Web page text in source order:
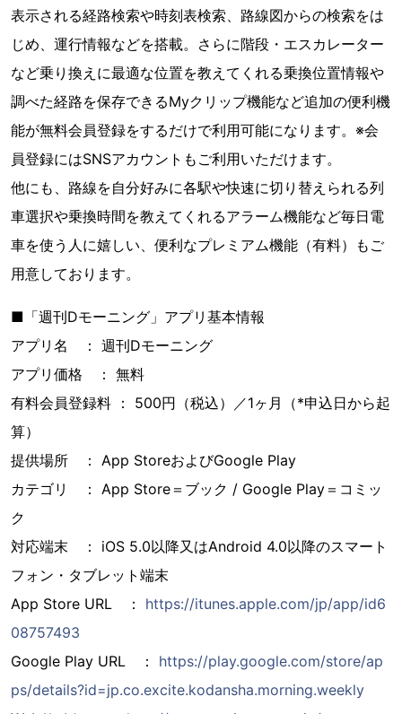
表示される経路検索や時刻表検索、路線図からの検索をは
じめ、運行情報などを搭載。さらに階段・エスカレーター
など乗り換えに最適な位置を教えてくれる乗換位置情報や
調べた経路を保存できるMyクリップ機能など追加の便利機
能が無料会員登録をするだけで利用可能になります。※会
員登録にはSNSアカウントもご利用いただけます。
他にも、路線を自分好みに各駅や快速に切り替えられる列
車選択や乗換時間を教えてくれるアラーム機能など毎日電
車を使う人に嬉しい、便利なプレミアム機能（有料）もご
用意しております。
■「週刊Dモーニング」アプリ基本情報
アプリ名 ： 週刊Dモーニング
アプリ価格 ： 無料
有料会員登録料 ： 500円（税込）／1ヶ月（*申込日から起
算）
提供場所 ： App StoreおよびGoogle Play
カテゴリ ： App Store＝ブック / Google Play＝コミッ
ク
対応端末 ： iOS 5.0以降又はAndroid 4.0以降のスマート
フォン・タブレット端末
App Store URL ： https://itunes.apple.com/jp/app/id6
08757493
Google Play URL ： https://play.google.com/store/ap
ps/details?id=jp.co.excite.kodansha.morning.weekly